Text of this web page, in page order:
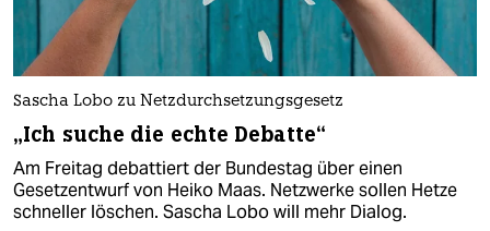
Sascha Lobo zu Netzdurchsetzungsgesetz
„Ich suche die echte Debatte“
Am Freitag debattiert der Bundestag über einen
Gesetzentwurf von Heiko Maas. Netzwerke sollen Hetze
schneller löschen. Sascha Lobo will mehr Dialog.